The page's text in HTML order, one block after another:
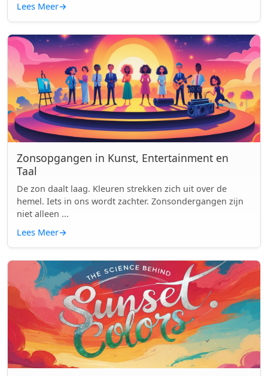
Lees Meer→
Zonsopgangen in Kunst, Entertainment en
Taal
De zon daalt laag. Kleuren strekken zich uit over de
hemel. Iets in ons wordt zachter. Zonsondergangen zijn
niet alleen ...
Lees Meer→